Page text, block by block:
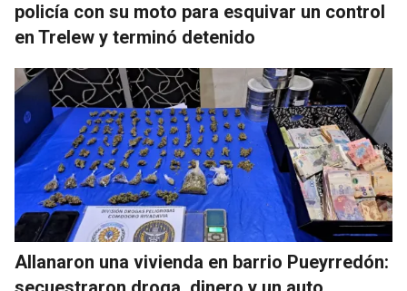
policía con su moto para esquivar un control
en Trelew y terminó detenido
Allanaron una vivienda en barrio Pueyrredón: